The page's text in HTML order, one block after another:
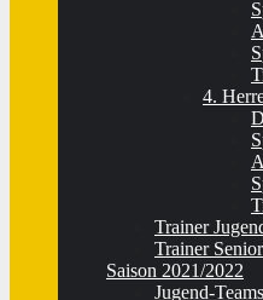
4.
Trainer
Trainer
Saison 2021/2022
Jugend-Teams